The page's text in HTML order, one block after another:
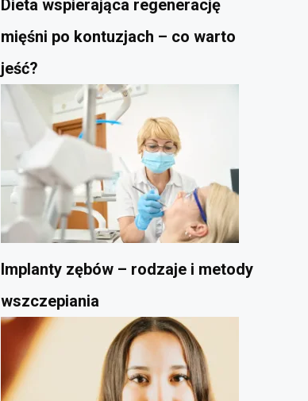
Dieta wspierająca regenerację
mięśni po kontuzjach – co warto
jeść?
Implanty zębów – rodzaje i metody
wszczepiania